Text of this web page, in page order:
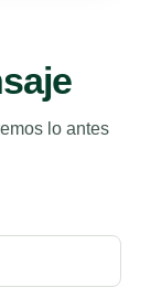
lo antes